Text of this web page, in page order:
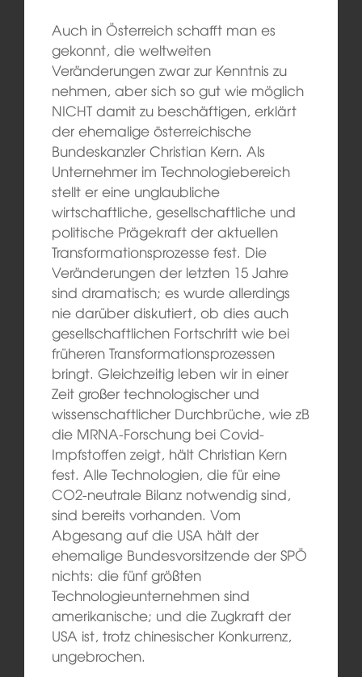
Auch in Österreich schafft man es
gekonnt, die weltweiten
Veränderungen zwar zur Kenntnis zu
nehmen, aber sich so gut wie möglich
NICHT damit zu beschäftigen, erklärt
der ehemalige österreichische
Bundeskanzler Christian Kern. Als
Unternehmer im Technologiebereich
stellt er eine unglaubliche
wirtschaftliche, gesellschaftliche und
politische Prägekraft der aktuellen
Transformationsprozesse fest. Die
Veränderungen der letzten 15 Jahre
sind dramatisch; es wurde allerdings
nie darüber diskutiert, ob dies auch
gesellschaftlichen Fortschritt wie bei
früheren Transformationsprozessen
bringt. Gleichzeitig leben wir in einer
Zeit großer technologischer und
wissenschaftlicher Durchbrüche, wie zB
die MRNA-Forschung bei Covid-
Impfstoffen zeigt, hält Christian Kern
fest. Alle Technologien, die für eine
CO2-neutrale Bilanz notwendig sind,
sind bereits vorhanden. Vom
Abgesang auf die USA hält der
ehemalige Bundesvorsitzende der SPÖ
nichts: die fünf größten
Technologieunternehmen sind
amerikanische; und die Zugkraft der
USA ist, trotz chinesischer Konkurrenz,
ungebrochen.